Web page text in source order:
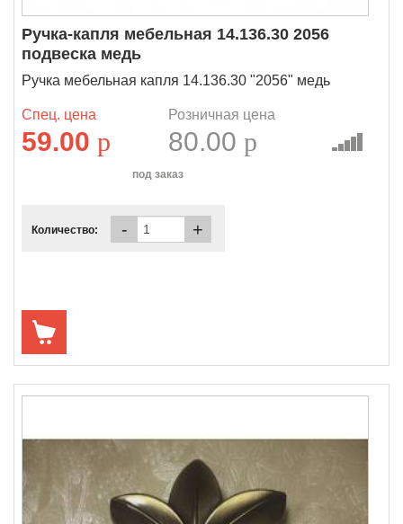
Ручка-капля мебельная 14.136.30 2056
подвеска медь
Ручка мебельная капля 14.136.30 "2056" медь
Спец. цена
59.00 p
Розничная цена
80.00 p
под заказ
Количество: - +